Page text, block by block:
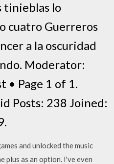
tinieblas lo
cuatro Guerreros
a la oscuridad
Moderator:
• Page 1 of 1.
Posts: 238 Joined:
and unlocked the music
plus as an option. I've even